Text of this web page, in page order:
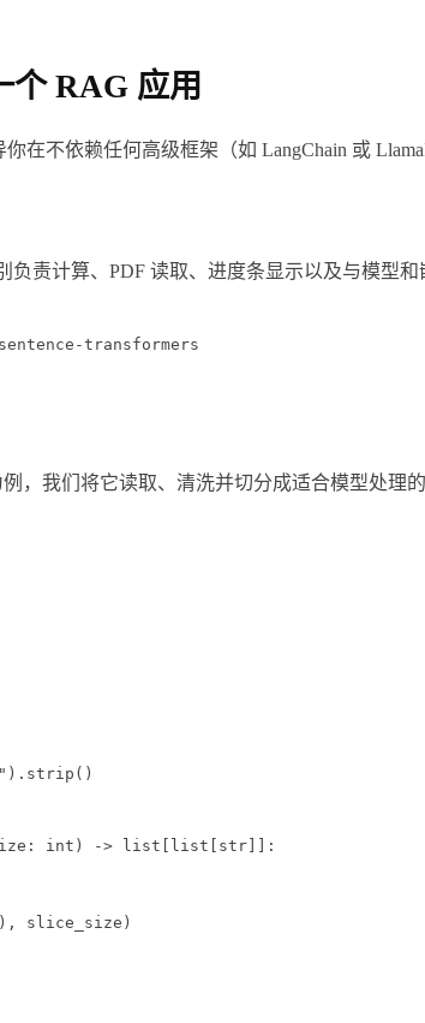
个 RAG 应用
在不依赖任何高级框架（如 LangChain 或
责计算、PDF 读取、进度条显示以及与模型和
sentence-transformers
，我们将它读取、清洗并切分成适合模型处理的
).strip()
int ) -> list[list[ str ]]:
slice_size)